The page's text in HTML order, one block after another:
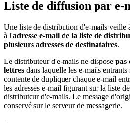
Liste de diffusion par e-
Une liste de distribution d'e-mails veille
à l'adresse e-mail de la liste de
plusieurs adresses de destinataires.
Le distributeur d'e-mails ne dispose pas
lettres dans laquelle les e-mails entrants
contente de dupliquer chaque e-mail
les adresses e-mail figurant sur la liste
distributeur d'e-mails. Le message
conservé sur le serveur de messagerie.